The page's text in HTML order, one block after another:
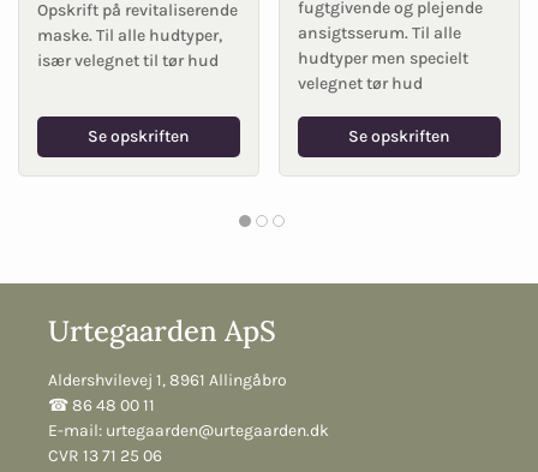
Opskrift på revitaliserende
maske. Til alle hudtyper,
især velegnet til tør hud
Se opskriften
fugtgivende og plejende
ansigtsserum. Til alle
hudtyper men specielt
velegnet tør hud
Se opskriften
Urtegaarden ApS
Aldershvilevej 1, 8961 Allingåbro
☎︎ 86 48 00 11
E-mail: urtegaarden@urtegaarden.dk
CVR 13 71 25 06